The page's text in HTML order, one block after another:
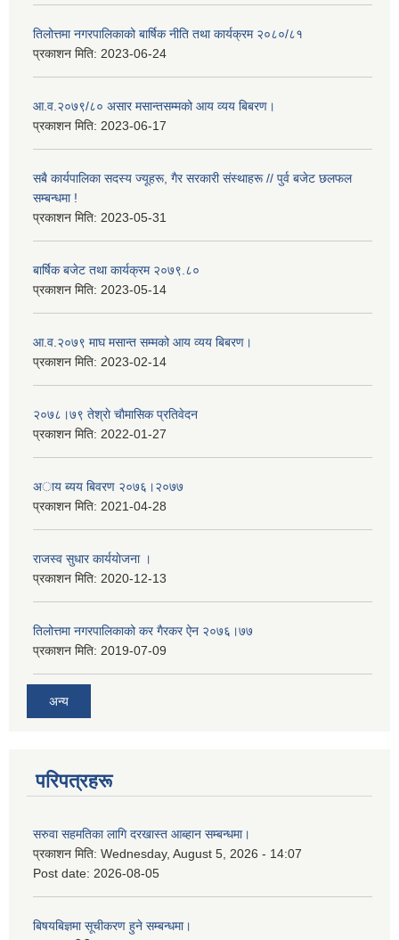
तिलोत्तमा नगरपालिकाको बार्षिक नीति तथा कार्यक्रम २०८०/८१
प्रकाशन मिति: 2023-06-24
आ.व.२०७९/८० असार मसान्तसम्मको आय व्यय बिबरण।
प्रकाशन मिति: 2023-06-17
सबै कार्यपालिका सदस्य ज्यूहरू, गैर सरकारी संस्थाहरू // पुर्व बजेट छलफल
सम्बन्धमा !
प्रकाशन मिति: 2023-05-31
बार्षिक बजेट तथा कार्यक्रम २०७९.८०
प्रकाशन मिति: 2023-05-14
आ.व.२०७९ माघ मसान्त सम्मको आय व्यय बिबरण।
प्रकाशन मिति: 2023-02-14
२०७८।७९ तेश्राे चाैमासिक प्रतिवेदन
प्रकाशन मिति: 2022-01-27
अाय ब्यय बिवरण २०७६।२०७७
प्रकाशन मिति: 2021-04-28
राजस्व सुधार कार्ययाेजना ।
प्रकाशन मिति: 2020-12-13
तिलोत्तमा नगरपालिकाको कर गैरकर ऐन २०७६।७७
प्रकाशन मिति: 2019-07-09
अन्य
परिपत्रहरू
सरुवा सहमतिका लागि दरखास्त आब्हान सम्बन्धमा।
प्रकाशन मिति: Wednesday, August 5, 2026 - 14:07
Post date: 2026-08-05
बिषयबिज्ञमा सूचीकरण हुने सम्बन्धमा।